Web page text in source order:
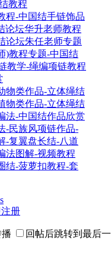
教程
程-中国结手链饰品
论坛华升老师教程
论坛朱任老师专题
)教程专题-中国结
教学-绳编项链教程
物类作品-立体绳结
物类作品-立体绳结
法-中国结作品欣赏
-民族风项链作品-
-复翼盘长结-八道
法图解-视频教程
结-菠萝扣教程-套
册
回帖后跳转到最后